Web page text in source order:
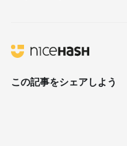
この記事をシェアしよう